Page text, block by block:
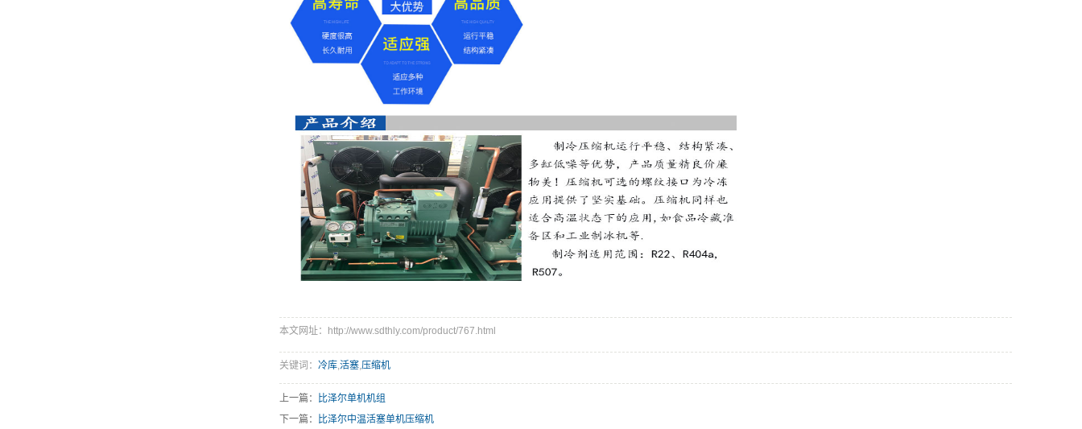
本文网址：http://www.sdthly.com/product/767.html
关键词： 冷库,活塞,压缩机
上一篇：
比泽尔单机机组
下一篇：
比泽尔中温活塞单机压缩机